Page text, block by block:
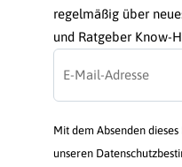
regelmäßig über
und Ratgeber Know-
Mit dem Absenden
unseren